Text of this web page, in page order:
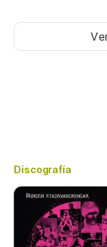
Discografía